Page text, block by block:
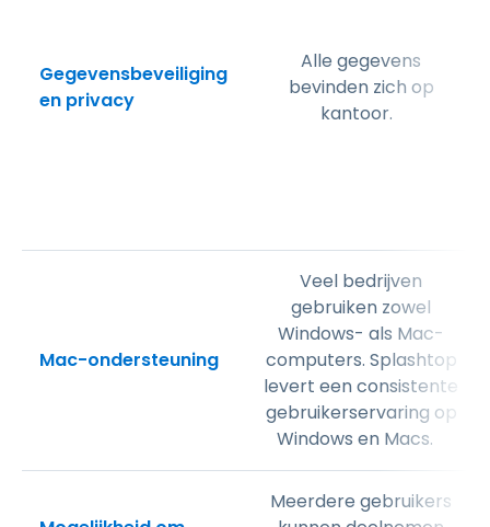
Gegevensbeveiliging
en privacy
Alle gegevens
bevinden zich op
kantoor.
Mac-ondersteuning
Veel bedrijven
gebruiken zowel
Windows- als Mac-
computers. Splashtop
levert een consistente
gebruikerservaring op
Windows en Macs.
Meerdere gebruikers